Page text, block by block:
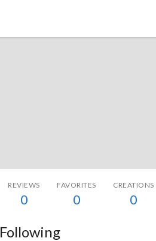
REVIEWS
0
FAVORITES
0
CREATIONS
0
Following